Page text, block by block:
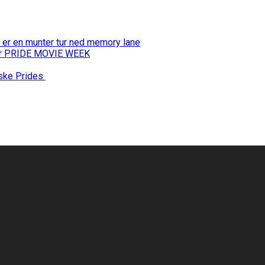
en munter tur ned memory lane
MOVIE WEEK
Prides